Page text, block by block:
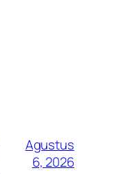
Agustus
6, 2026